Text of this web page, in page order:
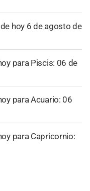
hoy 6 de agosto de
para Piscis: 06 de
para Acuario: 06
para Capricornio: